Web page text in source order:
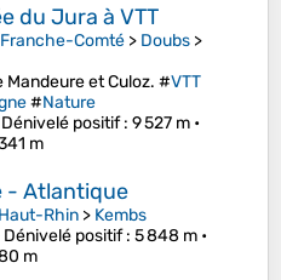
du Jura à VTT
Comté > Doubs >
Mandeure et Culoz. #VTT
#Nature
Dénivelé positif: 9 527 m •
m
- Atlantique
Haut-Rhin > Kembs
Dénivelé positif: 5 848 m •
m